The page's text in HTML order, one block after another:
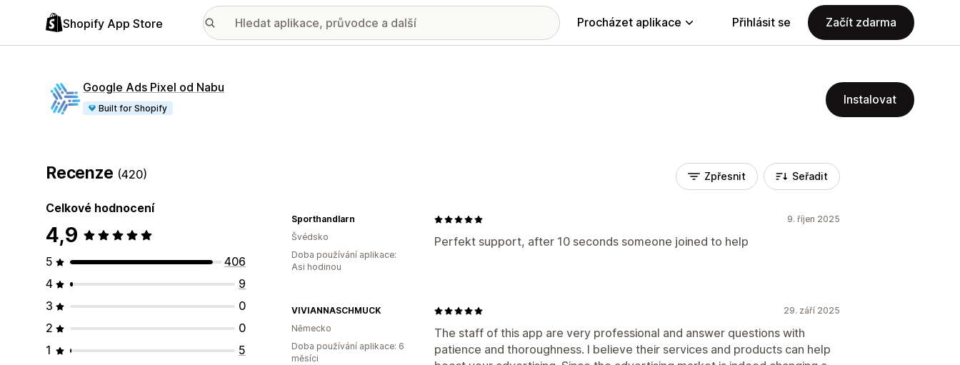
Shopify App Store Procházet aplikace Přihlásit se Začít zdarma
Google Ads Pixel od Nabu
Built for Shopify
Instalovat
Recenze (420)
Celkové hodnocení
4,9
5
406
4
9
3
0
2
0
1
5
Zpřesnit Seřadit
9. říjen 2025
Perfekt support, after 10 seconds someone joined to help
Sporthandlarn
Švédsko
Doba používání aplikace:
Asi hodinou
29. září 2025
The staff of this app are very professional and answer questions with
patience and thoroughness. I believe their services and products can help
VIVIANNASCHMUCK
Německo
Doba používání aplikace: 6
měsíci